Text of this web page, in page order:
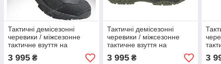
Тактичні демісезонні
черевики / міжсезонне
тактичне взуття на
3 995 ₴
Тактичні демісезонні
черевики / міжсезонне
тактичне взуття на
3 995₴ 3